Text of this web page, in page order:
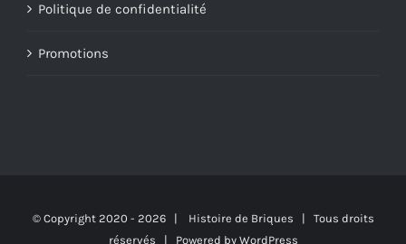
Politique de confidentialité
Promotions
© Copyright 2020 - 2026 | Histoire de Briques | Tous droits
réservés | Powered by WordPress